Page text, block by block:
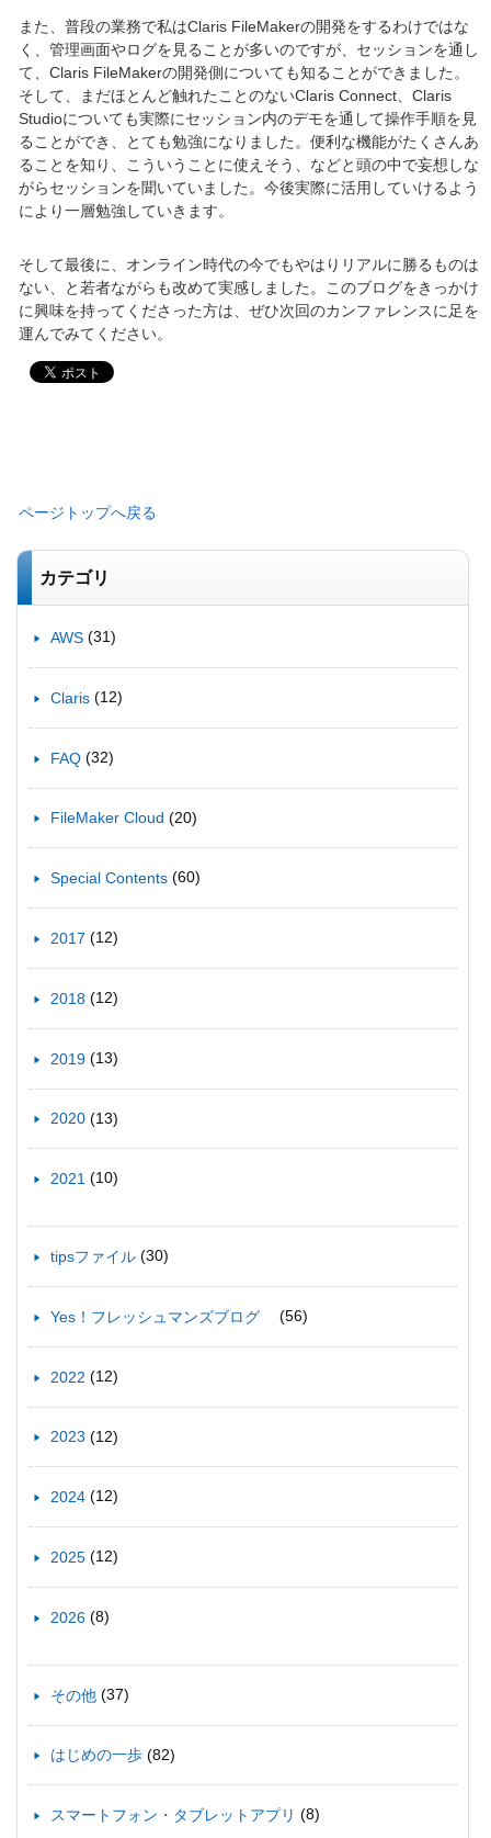
また、普段の業務で私はClaris FileMakerの開発をするわけではな
く、管理画面やログを見ることが多いのですが、セッションを通し
て、Claris FileMakerの開発側についても知ることができました。
そして、まだほとんど触れたことのないClaris Connect、Claris
Studioについても実際にセッション内のデモを通して操作手順を見
ることができ、とても勉強になりました。便利な機能がたくさんあ
ることを知り、こういうことに使えそう、などと頭の中で妄想しな
がらセッションを聞いていました。今後実際に活用していけるよう
により一層勉強していきます。
そして最後に、オンライン時代の今でもやはりリアルに勝るものは
ない、と若者ながらも改めて実感しました。このブログをきっかけ
に興味を持ってくださった方は、ぜひ次回のカンファレンスに足を
運んでみてください。
ページトップへ戻る
カテゴリ
AWS (31)
Claris (12)
FAQ (32)
FileMaker Cloud (20)
Special Contents (60)
2017 (12)
2018 (12)
2019 (13)
2020 (13)
2021 (10)
tipsファイル (30)
Yes！フレッシュマンズブログ (56)
2022 (12)
2023 (12)
2024 (12)
2025 (12)
2026 (8)
その他 (37)
はじめの一歩 (82)
スマートフォン・タブレットアプリ (8)